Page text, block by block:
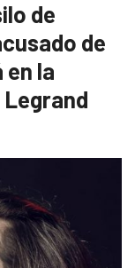
de
de
la